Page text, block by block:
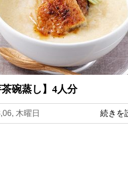
茶碗蒸し】4人分
木曜日 続きを